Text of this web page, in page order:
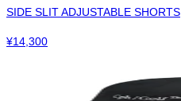
SIDE SLIT ADJUSTABLE SHORTS
¥14,300